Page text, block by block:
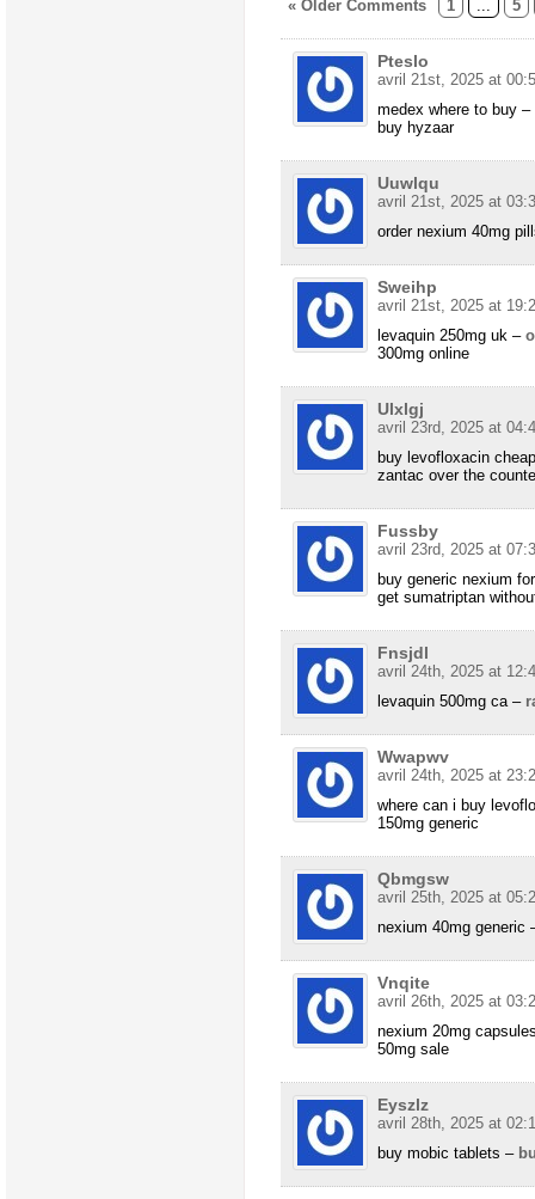
« Older Comments 1 ... 5
Pteslo
avril 21st, 2025 at
medex where to buy –
buy hyzaar
Uuwlqu
avril 21st, 2025 at
order nexium 40mg
Sweihp
avril 21st, 2025 at
levaquin 250mg uk –
300mg online
Ulxlgj
avril 23rd, 2025 at
buy levofloxacin
zantac over the
Fussby
avril 23rd, 2025 at
buy generic nexium
get sumatriptan
Fnsjdl
avril 24th, 2025 at
levaquin 500mg ca –
Wwapwv
avril 24th, 2025 at
where can i buy
150mg generic
Qbmgsw
avril 25th, 2025 at
nexium 40mg generic
Vnqite
avril 26th, 2025 at
nexium 20mg
50mg sale
Eyszlz
avril 28th, 2025 at
buy mobic tablets –